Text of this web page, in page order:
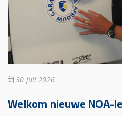
30 juli 2026
Welkom nieuwe NOA-